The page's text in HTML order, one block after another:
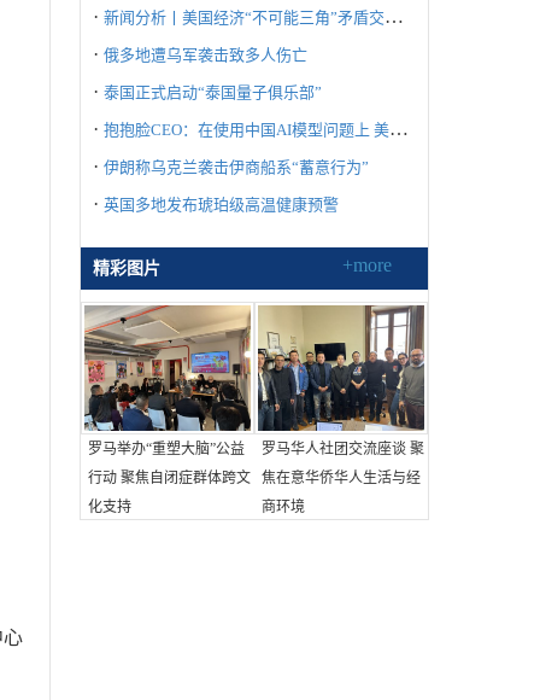
· 新闻分析丨美国经济“不可能三角”矛盾交织冲击世界
· 俄多地遭乌军袭击致多人伤亡
· 泰国正式启动“泰国量子俱乐部”
· 抱抱脸CEO：在使用中国AI模型问题上 美国不要“自废武功”
· 伊朗称乌克兰袭击伊商船系“蓄意行为”
· 英国多地发布琥珀级高温健康预警
精彩图片 +more
罗马举办“重塑大脑”公益
行动 聚焦自闭症群体跨文
化支持
罗马华人社团交流座谈 聚
焦在意华侨华人生活与经
商环境